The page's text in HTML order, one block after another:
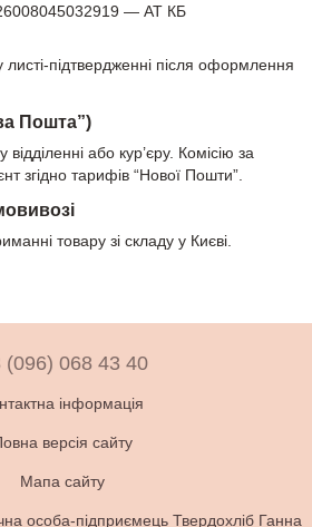
— АТ КБ
листі-підтвердженні після оформлення
Пошта”)
або кур’єру. Комісію за
згідно тарифів “Нової Пошти”.
товару зі складу у Києві.
(096) 068 43 40
інформація
версія сайту
Мапа сайту
особа-підприємець Твердохліб Ганна